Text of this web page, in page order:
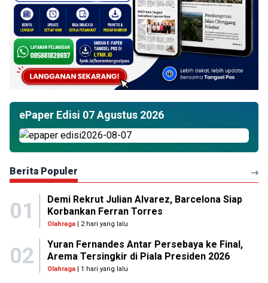
ePaper Edisi 07 Agustus 2026
Berita Populer
01
Demi Rekrut Julian Alvarez, Barcelona Siap
Korbankan Ferran Torres
Olahraga| 2 hari yang lalu
02
Yuran Fernandes Antar Persebaya ke Final,
Arema Tersingkir di Piala Presiden 2026
Olahraga| 1 hari yang lalu